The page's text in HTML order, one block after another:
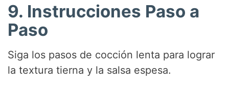
9. Instrucciones Paso a
Paso
Siga los pasos de cocción lenta para lograr
la textura tierna y la salsa espesa.